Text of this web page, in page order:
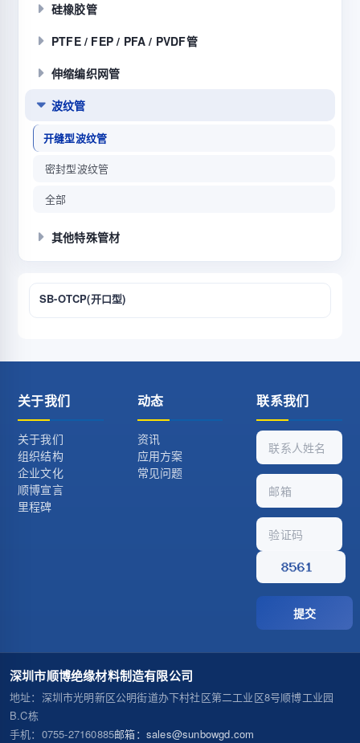
硅橡胶管
PTFE / FEP / PFA / PVDF管
伸缩编织网管
波纹管
开缝型波纹管
密封型波纹管
全部
其他特殊管材
SB-OTCP(开口型)
关于我们
关于我们
组织结构
企业文化
顺博宣言
里程碑
动态
资讯
应用方案
常见问题
联系我们
提交
深圳市顺博绝缘材料制造有限公司
地址：深圳市光明新区公明街道办下村社区第二工业区8号顺博工业园
B.C栋
手机：0755-27160885邮箱：sales@sunbowgd.com